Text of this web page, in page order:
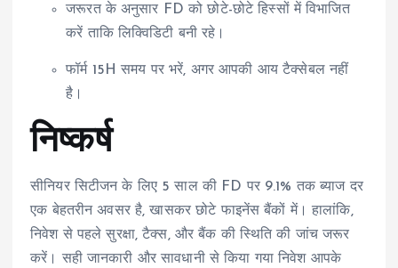
जरूरत के अनुसार FD को छोटे-छोटे हिस्सों में विभाजित
करें ताकि लिक्विडिटी बनी रहे।
फॉर्म 15H समय पर भरें, अगर आपकी आय टैक्सेबल नहीं
है।
निष्कर्ष
सीनियर सिटीजन के लिए 5 साल की FD पर 9.1% तक ब्याज दर
एक बेहतरीन अवसर है, खासकर छोटे फाइनेंस बैंकों में। हालांकि,
निवेश से पहले सुरक्षा, टैक्स, और बैंक की स्थिति की जांच जरूर
करें। सही जानकारी और सावधानी से किया गया निवेश आपके